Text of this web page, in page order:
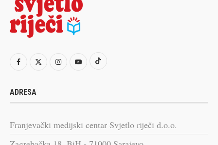
ADRESA
Franjevački medijski centar Svjetlo riječi d.o.o.